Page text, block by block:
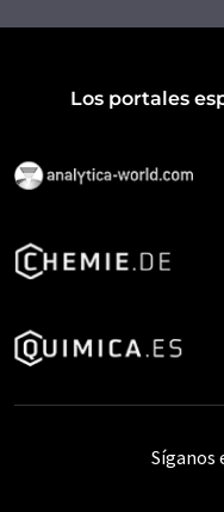
Los portales
Síganos